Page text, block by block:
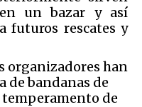
un bazar y así
futuros rescates y
organizadores han
de bandanas de
de